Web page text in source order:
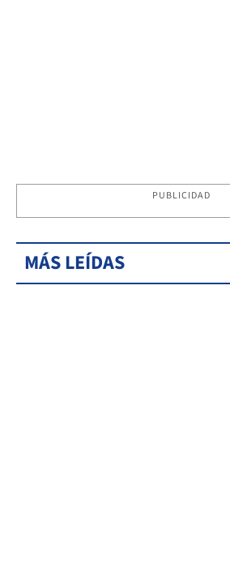
PUBLICIDAD
MÁS LEÍDAS